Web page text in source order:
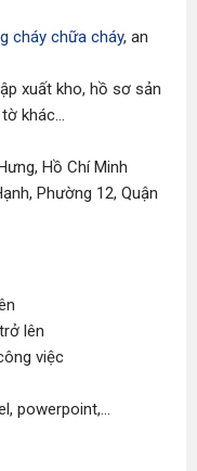
cháy chữa cháy, an
xuất kho, hồ sơ sản
khác...
Hồ Chí Minh
Phường 12, Quận
lên
việc
powerpoint,...